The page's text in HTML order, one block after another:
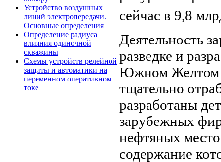
Устройство воздушных
линий электропередачи.
Основные определения
Определение радиуса
влияния одиночной
скважины
Схемы устройств релейной
защиты и автоматики на
переменном оперативном
токе
сейчас в 9,8
Деятельность
разведке и
Южном Желтом
тщательно
разработаны
зарубежных
нефтяных
содержание